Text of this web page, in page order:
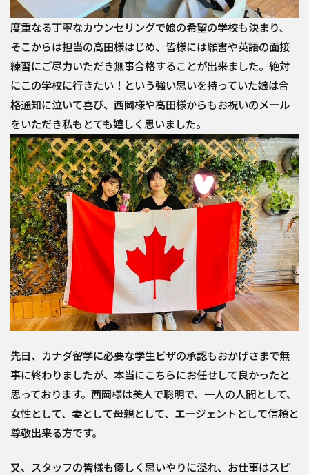
度重なる丁寧なカウンセリングで娘の希望の学校も決まり、
そこからは担当の高田様はじめ、皆様には願書や英語の面接
練習にご尽力いただき無事合格することが出来ました。絶対
にこの学校に行きたい！という強い思いを持っていた娘は合
格通知に泣いて喜び、西岡様や高田様からもお祝いのメール
をいただき私もとても嬉しく思いました。
先日、カナダ留学に必要な学生ビザの承認もおかげさまで無
事に終わりましたが、本当にこちらにお任せして良かったと
思っております。西岡様は美人で聡明で、一人の人間として、
女性として、妻として母親として、エージェントとして信頼と
尊敬出来る方です。
又、スタッフの皆様も優しく思いやりに溢れ、お仕事はスピ